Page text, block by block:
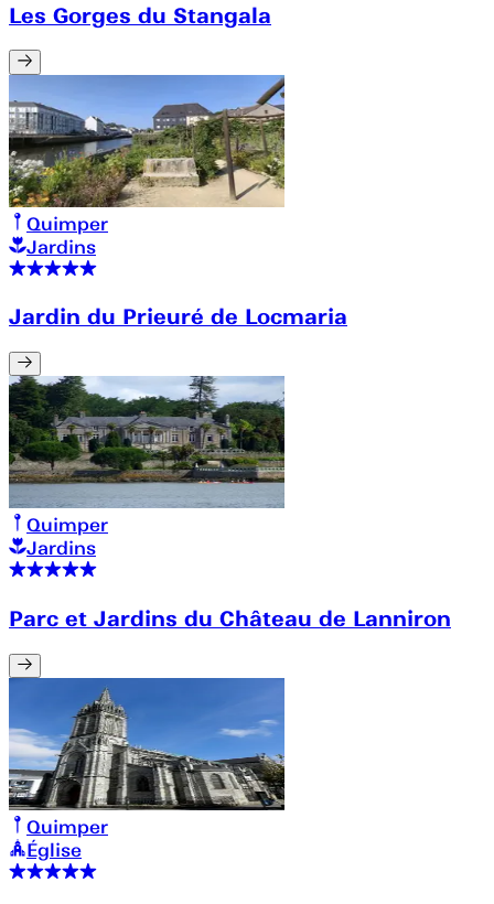
Les Gorges du Stangala
Quimper
Jardins
Jardin du Prieuré de Locmaria
Quimper
Jardins
Parc et Jardins du Château de Lanniron
Quimper
Église